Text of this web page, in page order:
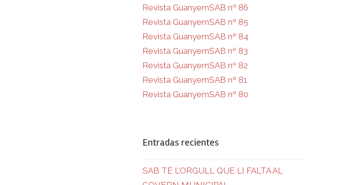
Revista GuanyemSAB nº 86
Revista GuanyemSAB nº 85
Revista GuanyemSAB nº 84
Revista GuanyemSAB nº 83
Revista GuanyemSAB nº 82
Revista GuanyemSAB nº 81
Revista GuanyemSAB nº 80
Entradas recientes
SAB TÉ L’ORGULL QUE LI FALTA AL